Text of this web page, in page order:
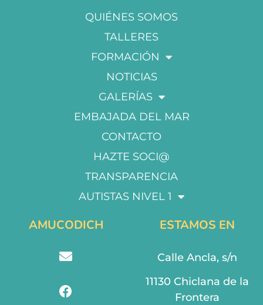
QUIÉNES SOMOS
TALLERES
FORMACIÓN
NOTICIAS
GALERÍAS
EMBAJADA DEL MAR
CONTACTO
HAZTE SOCI@
TRANSPARENCIA
AUTISTAS NIVEL 1
AMUCODICH ESTAMOS EN
Calle Ancla, s/n
11130 Chiclana de la
Frontera